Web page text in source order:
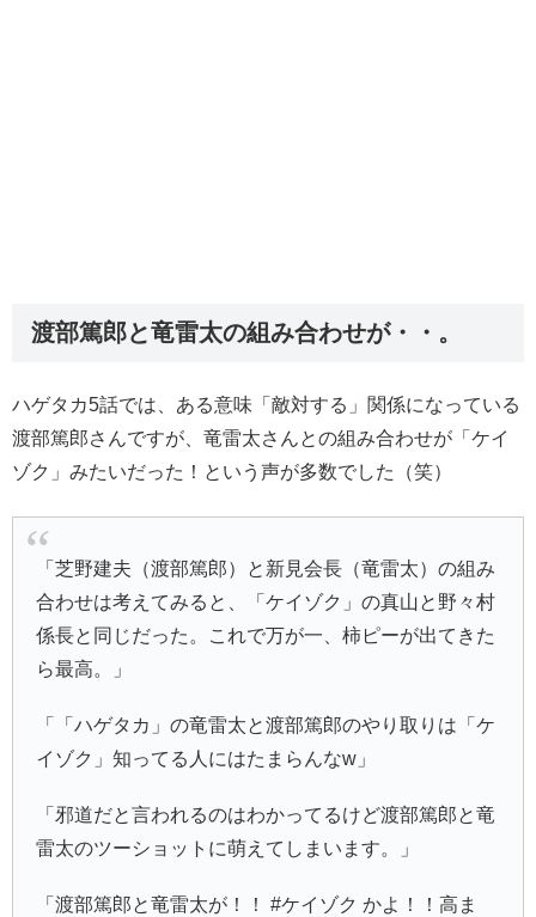
渡部篤郎と竜雷太の組み合わせが・・。
ハゲタカ5話では、ある意味「敵対する」関係になっている
渡部篤郎さんですが、竜雷太さんとの組み合わせが「ケイ
ゾク」みたいだった！という声が多数でした（笑）
「芝野建夫（渡部篤郎）と新見会長（竜雷太）の組み
合わせは考えてみると、「ケイゾク」の真山と野々村
係長と同じだった。これで万が一、柿ピーが出てきた
ら最高。」
「「ハゲタカ」の竜雷太と渡部篤郎のやり取りは「ケ
イゾク」知ってる人にはたまらんなw」
「邪道だと言われるのはわかってるけど渡部篤郎と竜
雷太のツーショットに萌えてしまいます。」
「渡部篤郎と竜雷太が！！ #ケイゾク かよ！！高ま